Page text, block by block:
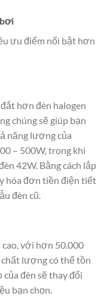
ưu điểm nổi bật hơn
hơn đèn halogen
chúng sẽ giúp bạn
năng lượng của
– 500W, trong khi
42W. Bằng cách lắp
hóa đơn tiền điện tiết
đèn cũ.
với hơn 50.000
lượng có thể tồn
đèn sẽ thay đổi
bạn chọn.